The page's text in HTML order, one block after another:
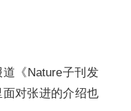
《Nature子刊发
对张进的介绍也